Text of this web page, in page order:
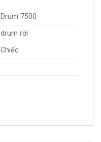
Drum 7500
drum rời
Chiếc